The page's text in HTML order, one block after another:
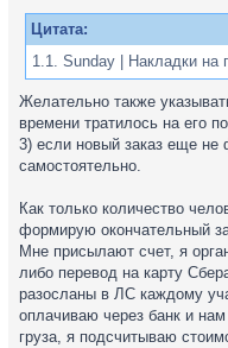
Цитата:
1.1. Sunday | Накладки на
Желательно также
времени тратилось на его
3) если новый заказ еще не
самостоятельно.
Как только количество
формирую окончательный
Мне присылают счет, я
либо перевод на карту
разосланы в ЛС каждому
оплачиваю через банк и
груза, я подсчитываю